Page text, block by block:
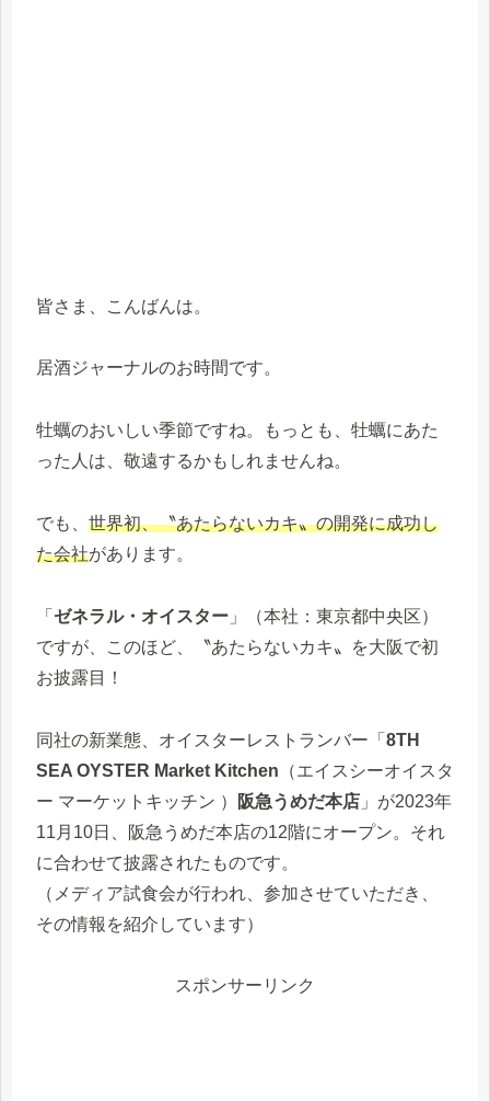
皆さま、こんばんは。
居酒ジャーナルのお時間です。
牡蠣のおいしい季節ですね。もっとも、牡蠣にあた
った人は、敬遠するかもしれませんね。
でも、 世界初、〝あたらないカキ〟の開発に成功し
た会社があります。
「 ゼネラル・オイスター 」（本社：東京都中央区）
ですが、このほど、〝あたらないカキ〟を大阪で初
お披露目！
同社の新業態、オイスターレストランバー「 8TH
SEA OYSTER Market Kitchen （エイスシーオイスタ
ー マーケットキッチン ）
阪急うめだ本店 」が2023年
11月10日、阪急うめだ本店の12階にオープン。それ
に合わせて披露されたものです。
（メディア試食会が行われ、参加させていただき、
その情報を紹介しています）
スポンサーリンク